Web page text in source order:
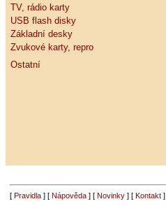
TV, rádio karty
USB flash disky
Základní desky
Zvukové karty, repro
Ostatní
[ Pravidla] [ Nápověda] [ Novinky] [ Kontakt]